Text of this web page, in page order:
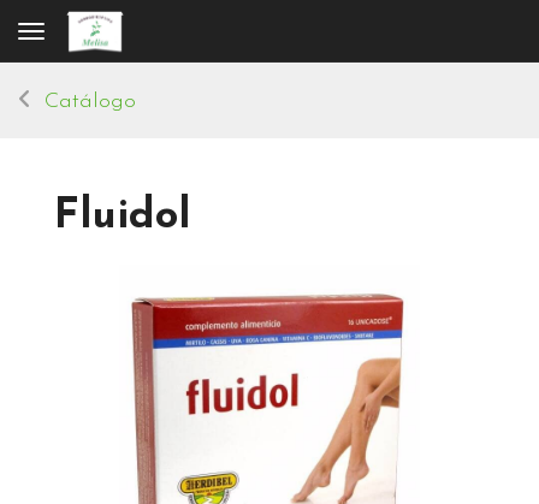
Toggle navigation
Catálogo
Fluidol